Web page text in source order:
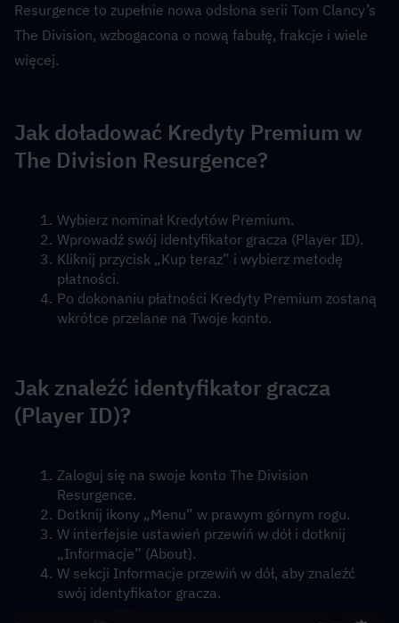
Resurgence to zupełnie nowa odsłona serii Tom Clancy’s
The Division, wzbogacona o nową fabułę, frakcje i wiele
więcej.
Jak doładować Kredyty Premium w
The Division Resurgence?
Wybierz nominał Kredytów Premium.
Wprowadź swój identyfikator gracza (Player ID).
Kliknij przycisk „Kup teraz” i wybierz metodę
płatności.
Po dokonaniu płatności Kredyty Premium zostaną
wkrótce przelane na Twoje konto.
Jak znaleźć identyfikator gracza
(Player ID)?
Zaloguj się na swoje konto The Division
Resurgence.
Dotknij ikony „Menu” w prawym górnym rogu.
W interfejsie ustawień przewiń w dół i dotknij
„Informacje” (About).
W sekcji Informacje przewiń w dół, aby znaleźć
swój identyfikator gracza.